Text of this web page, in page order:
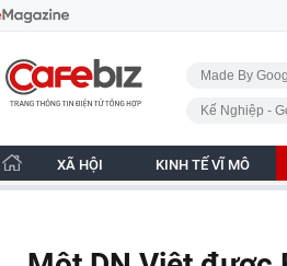
CafeBiz - Trang chủ
Made By
Kế Nghiệp -
XÃ HỘI KINH TẾ VĨ MÔ